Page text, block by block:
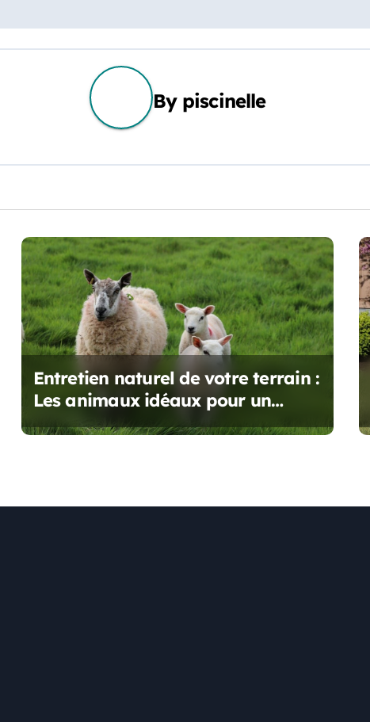
By piscinelle
Entretien naturel de votre terrain :
Les animaux idéaux pour un
écopâturage réussi